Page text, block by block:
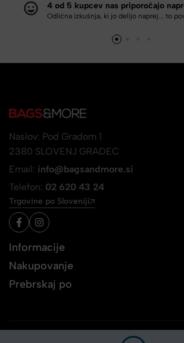
4 od 5 kupcev nas priporočajo
Odlična izkušnja, ki jo delijo naprej... to
Naslov: Pod Gradom 1
2380 SLOVENJ GRADEC
Email: info@bagsandmore.si
Telefon: 02 620 43 24
Trgovine po Sloveniji
Informacije
Nakupovanje
Prebrskaj po